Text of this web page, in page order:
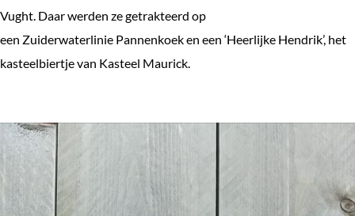
n
Vught. Daar werden ze getrakteerd op
een Zuiderwaterlinie Pannenkoek en een ‘Heerlijke Hendrik’, het
kasteelbiertje van Kasteel Maurick.